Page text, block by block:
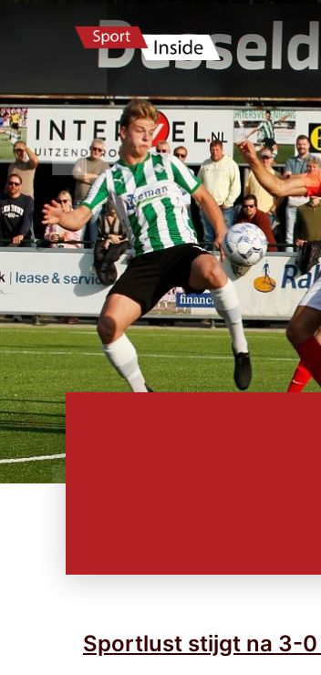
Sportlust stijgt na 3-0